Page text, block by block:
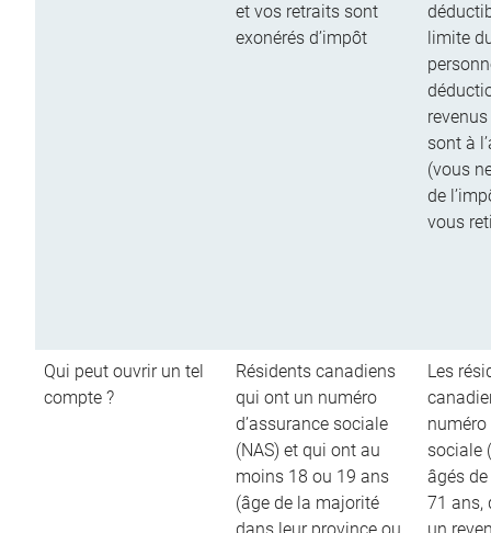
et vos retraits sont
exonérés d’impôt
limite
sont à
(vous
de
vous
Qui peut ouvrir un tel
compte ?
Résidents canadiens
qui ont un numéro
d’assurance sociale
(NAS) et qui ont au
moins 18 ou 19 ans
(âge de la majorité
Les
numéro
sociale
âgés
71 ans,